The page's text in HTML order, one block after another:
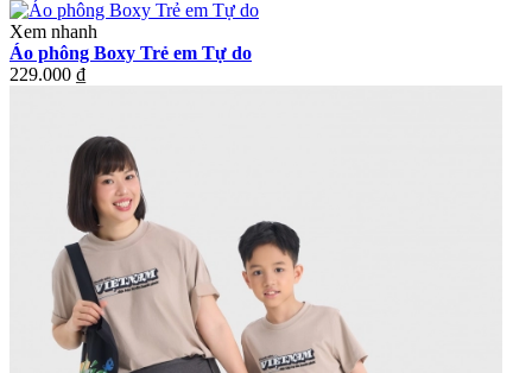
Xem nhanh
Áo phông Boxy Trẻ em Tự do
229.000 ₫